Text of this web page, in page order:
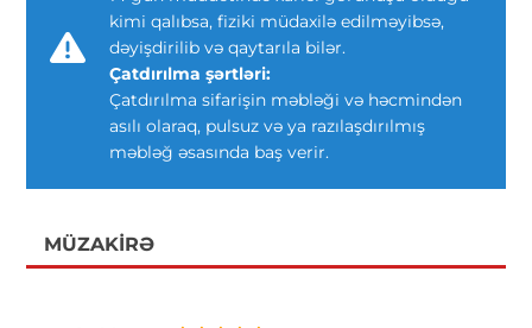
kimi qalıbsa, fiziki müdaxilə edilməyibsə,
dəyişdirilib və qaytarıla bilər.
Çatdırılma şərtləri:
Çatdırılma sifarişin məbləği və həcmindən
asılı olaraq, pulsuz və ya razılaşdırılmış
məbləğ əsasında baş verir.
MÜZAKIRƏ